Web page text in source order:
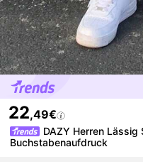
22,49€
DAZY Herren
Buchstabenaufdruck